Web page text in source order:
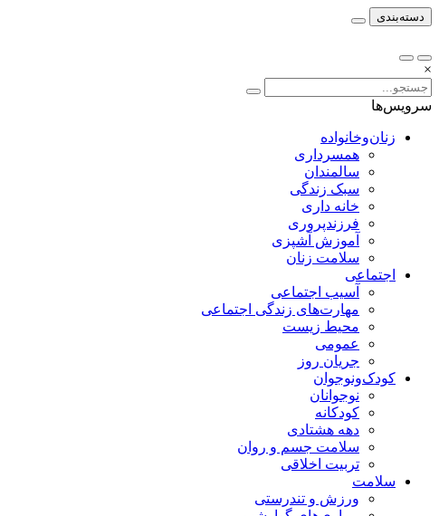
دسته‌بندی
×
سرویس‌ها
زنان‌وخانواده
همسرداری
سالمندان
سبک زندگی
خانه داری
فرزندپروری
آموزش آشپزی
سلامت زنان
اجتماعی
آسیب اجتماعی
مهارت‌های زندگی اجتماعی
محیط زیست
عمومی
جریان روز
کودک‌ونوجوان
نوجوانان
کودکانه
دهه هشتادی
سلامت جسم و روان
تربیت اخلاقی
سلامت
ورزش و تندرستی